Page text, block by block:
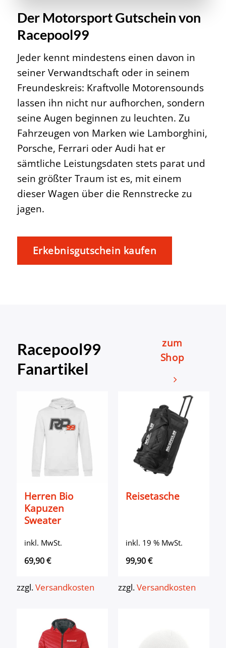
Der Motorsport Gutschein von
Racepool99
Jeder kennt mindestens einen davon in
seiner Verwandtschaft oder in seinem
Freundeskreis: Kraftvolle Motorensounds
lassen ihn nicht nur aufhorchen, sondern
seine Augen beginnen zu leuchten. Zu
Fahrzeugen von Marken wie Lamborghini,
Porsche, Ferrari oder Audi hat er
sämtliche Leistungsdaten stets parat und
sein größter Traum ist es, mit einem
dieser Wagen über die Rennstrecke zu
jagen.
Erkebnisgutschein kaufen
Racepool99
Fanartikel
zum
Shop
Herren Bio
Kapuzen
Sweater
inkl. MwSt.
69,90€
zzgl.Versandkosten
Reisetasche
inkl. 19 % MwSt.
99,90€
zzgl.Versandkosten